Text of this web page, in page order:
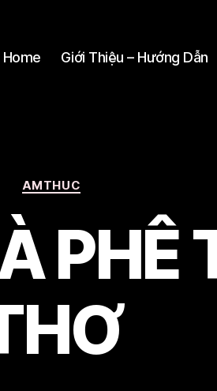
Home Giới Thiệu – Hướng Dẫn
Categories
AMTHUC
PHÊ